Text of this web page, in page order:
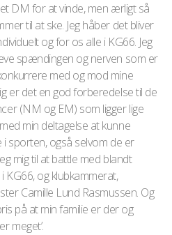
DM for at vinde, men ærligt så
til at ske. Jeg håber det bliver
og for os alle i KG66. Jeg
spændingen og nerven som er
med og mod mine
er det en god forberedelse til de
(NM og EM) som ligger lige
min deltagelse at kunne
i sporten, også selvom de er
mig til at battle med blandt
og klubkammerat,
Camille Lund Rasmussen. Og
på at min familie er der og
meget’.